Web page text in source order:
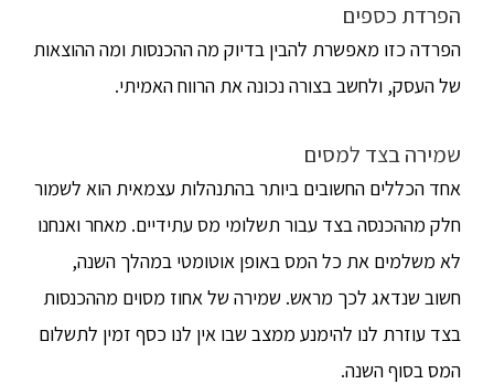
הפרדת כספים
הפרדה כזו מאפשרת להבין בדיוק מה ההכנסות ומה ההוצאות
של העסק, ולחשב בצורה נכונה את הרווח האמיתי.
שמירה בצד למסים
אחד הכללים החשובים ביותר בהתנהלות עצמאית הוא לשמור
חלק מההכנסה בצד עבור תשלומי מס עתידיים. מאחר ואנחנו
לא משלמים את כל המס באופן אוטומטי במהלך השנה,
חשוב שנדאג לכך מראש. שמירה של אחוז מסוים מההכנסות
בצד עוזרת לנו להימנע ממצב שבו אין לנו כסף זמין לתשלום
המס בסוף השנה.